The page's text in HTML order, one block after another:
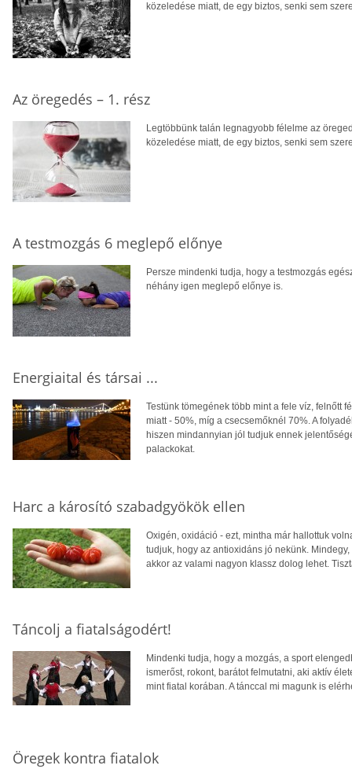
közeledése miatt, de egy biztos, senki sem
Az öregedés – 1. rész
Legtöbbünk talán legnagyobb félelme az
közeledése miatt, de egy biztos, senki sem
A testmozgás 6 meglepő előnye
Persze mindenki tudja, hogy a testmozgás
néhány igen meglepő előnye is.
Energiaital és társai ...
Testünk tömegének több mint a fele víz, felnőtt
miatt - 50%, míg a csecsemőknél 70%. A
hiszen mindannyian jól tudjuk ennek
palackokat.
Harc a károsító szabadgyökök ellen
Oxigén, oxidáció - ezt, mintha már hallottuk
tudjuk, hogy az antioxidáns jó nekünk.
akkor az valami nagyon klassz dolog lehet.
Táncolj a fiatalságodért!
Mindenki tudja, hogy a mozgás, a sport
ismerőst, rokont, barátot felmutatni, aki aktív
mint fiatal korában. A tánccal mi magunk is
Öregek kontra fiatalok